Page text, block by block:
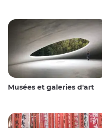
Musées et galeries d'art